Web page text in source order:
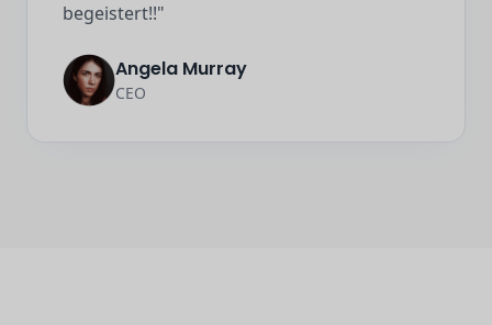
begeistert!!"
Angela Murray
CEO